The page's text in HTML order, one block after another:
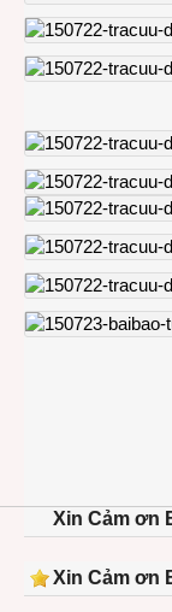
Xin Cảm ơn
Xin Cảm ơn